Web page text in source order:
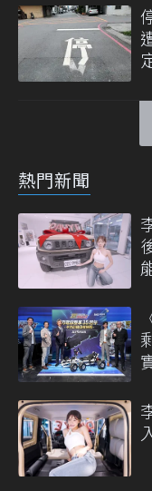
熱門新聞